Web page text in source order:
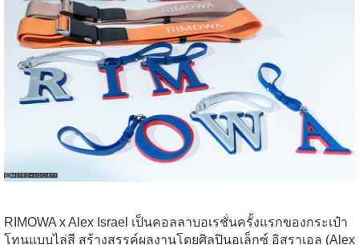
RIMOWA x Alex Israel เป็นคอลลาบอเรชั่นครั้งแรกของกระเป๋า
โทนแบบไล่สี สร้างสรรค์ผลงานโดยศิลปินอเล็กซ์ อิสราเอล (Alex